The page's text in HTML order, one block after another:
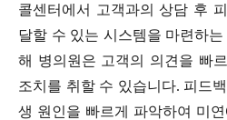
콜센터에서 고객과의 상담 후
달할 수 있는 시스템을 마련하
해 병의원은 고객의 의견을 빠
조치를 취할 수 있습니다. 피드
생 원인을 빠르게 파악하여 미